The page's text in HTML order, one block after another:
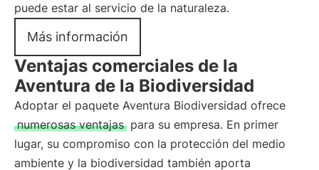
puede estar al servicio de la naturaleza.
Más información
Ventajas comerciales de la
Aventura de la Biodiversidad
Adoptar el paquete Aventura Biodiversidad ofrece
numerosas ventajas para su empresa. En primer
lugar, su compromiso con la protección del medio
ambiente y la biodiversidad también aporta